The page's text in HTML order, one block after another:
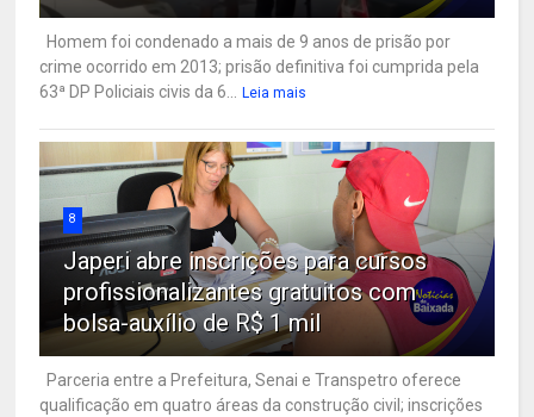
Homem foi condenado a mais de 9 anos de prisão por
crime ocorrido em 2013; prisão definitiva foi cumprida pela
63ª DP Policiais civis da 6...
Leia mais
8
Japeri abre inscrições para cursos
profissionalizantes gratuitos com
bolsa-auxílio de R$ 1 mil
Parceria entre a Prefeitura, Senai e Transpetro oferece
qualificação em quatro áreas da construção civil; inscrições